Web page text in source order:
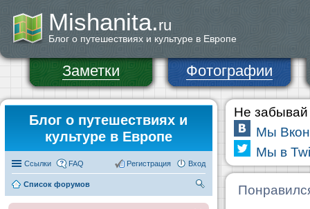
Mishanita.ru
Блог о путешествиях и культуре в Европе
Заметки Фотографии
Блог о путешествиях и
культуре в Европе
Ссылки FAQ Вход
Регистрация
Список форумов
Не забывай
Мы
Мы в